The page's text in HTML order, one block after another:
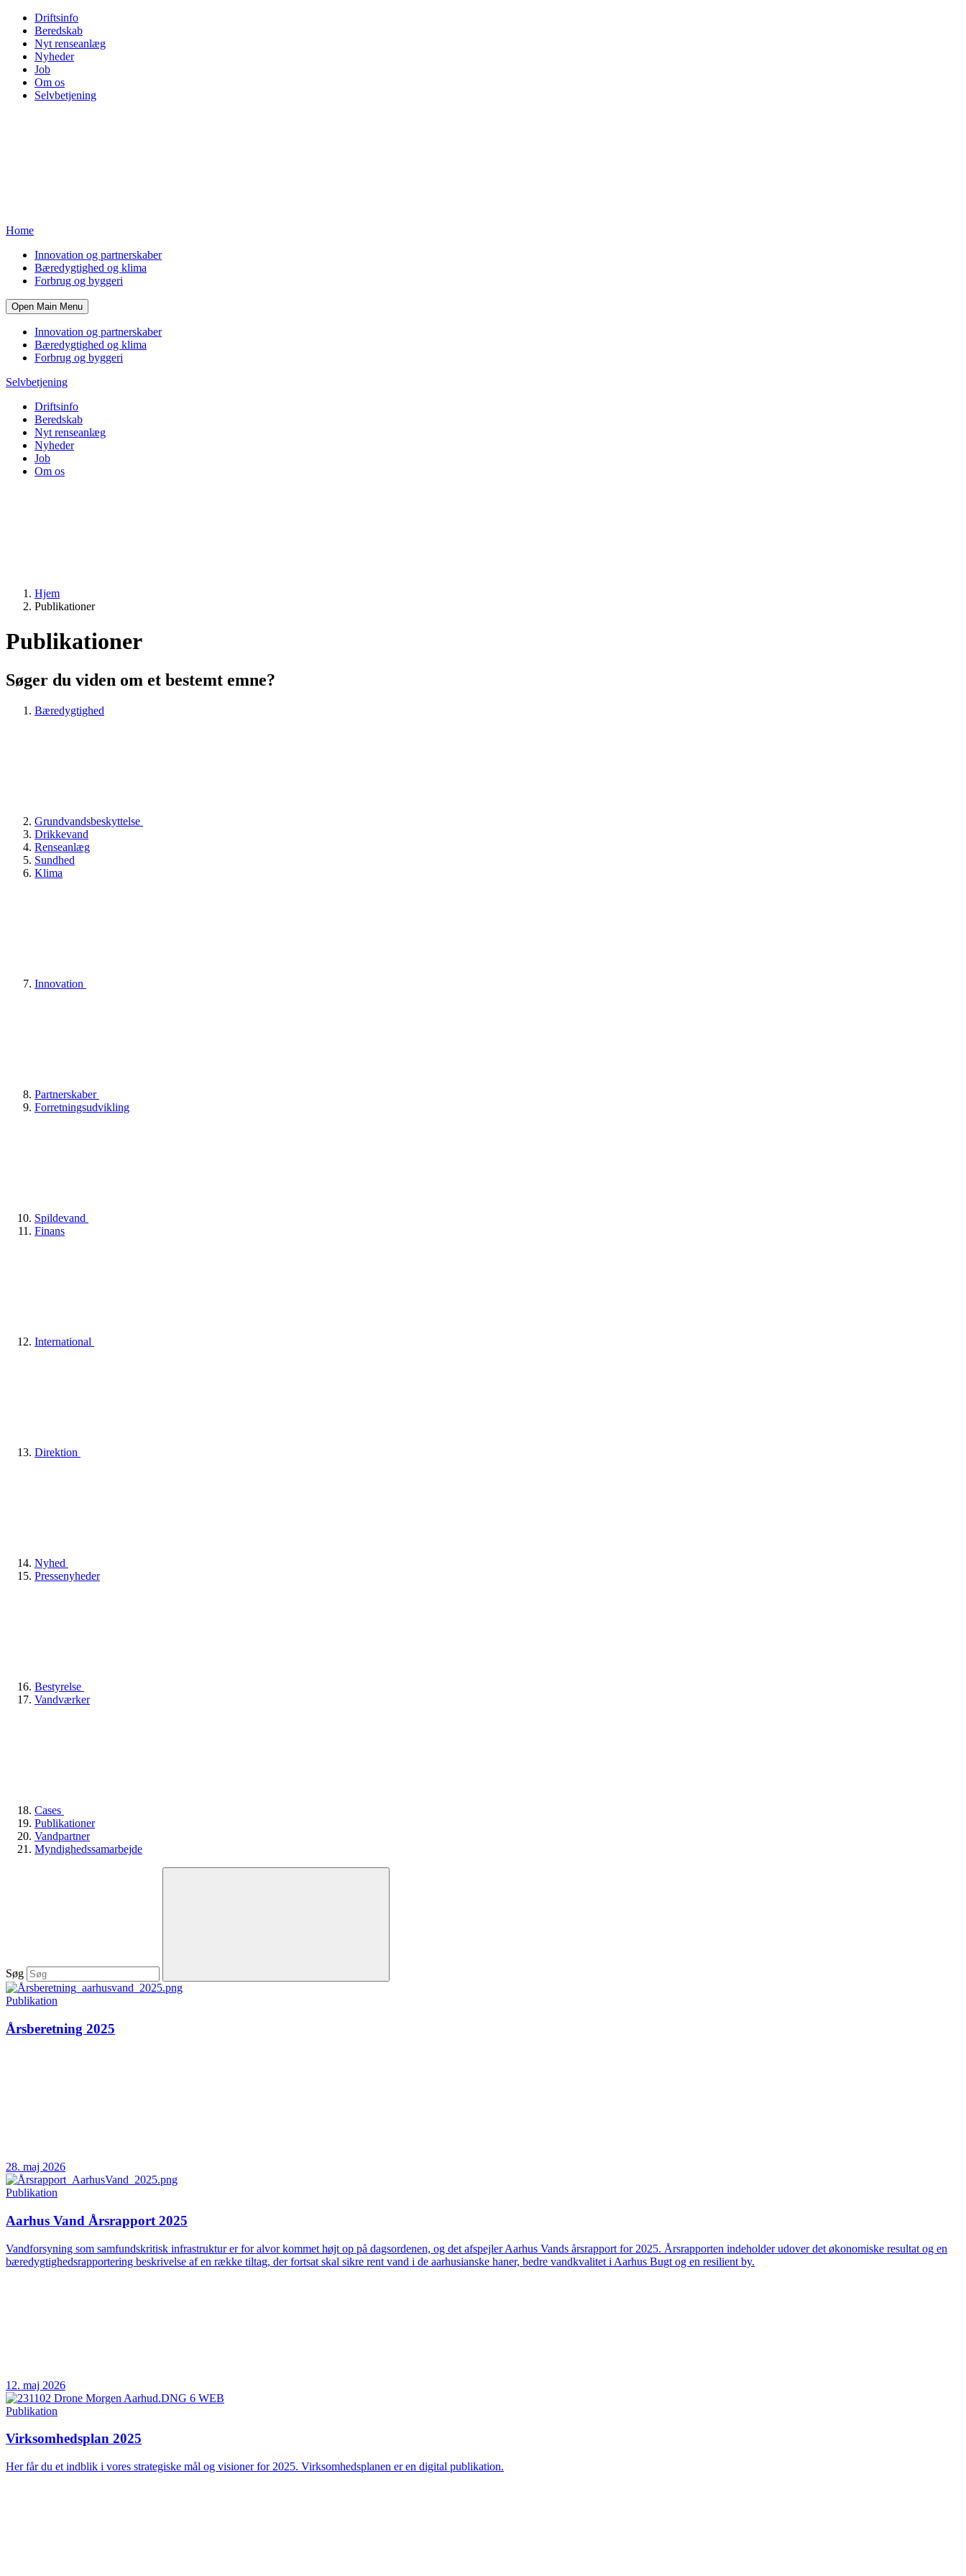
Driftsinfo
Beredskab
Nyt renseanlæg
Nyheder
Job
Om os
Selvbetjening
Home
Innovation og partnerskaber
Bæredygtighed og klima
Forbrug og byggeri
Open Main Menu
Innovation og partnerskaber
Bæredygtighed og klima
Forbrug og byggeri
Selvbetjening
Driftsinfo
Beredskab
Nyt renseanlæg
Nyheder
Job
Om os
Hjem
Publikationer
Publikationer
Søger du viden om et bestemt emne?
Bæredygtighed
Grundvandsbeskyttelse
Drikkevand
Renseanlæg
Sundhed
Klima
Innovation
Partnerskaber
Forretningsudvikling
Spildevand
Finans
International
Direktion
Nyhed
Pressenyheder
Bestyrelse
Vandværker
Cases
Publikationer
Vandpartner
Myndighedssamarbejde
Søg
Publikation
Årsberetning 2025
28. maj 2026
Publikation
Aarhus Vand Årsrapport 2025
Vandforsyning som samfundskritisk infrastruktur er for alvor kommet højt op på dagsordenen, og det afspejler Aarhus Vands årsrapport for 2025. Årsrapporten indeholder udover det økonomiske resultat og en
bæredygtighedsrapportering beskrivelse af en række tiltag, der fortsat skal sikre rent vand i de aarhusianske haner, bedre vandkvalitet i Aarhus Bugt og en resilient by.
12. maj 2026
Publikation
Virksomhedsplan 2025
Her får du et indblik i vores strategiske mål og visioner for 2025. Virksomhedsplanen er en digital publikation.